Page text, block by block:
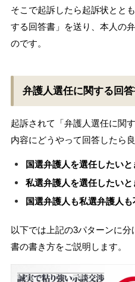
そこで起訴したら起訴状とと
する回答書」を送り、本人の
のです。
弁護人選任に関する回
起訴されて「弁護人選任に関
内容にどうやって回答したら
国選弁護人を選任したいと
私選弁護人を選任したいと
国選弁護人も私選弁護人
以下では上記の3パターンに
書の書き方をご説明します。